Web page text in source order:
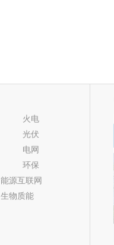
火电
光伏
电网
环保
能源互联网
生物质能